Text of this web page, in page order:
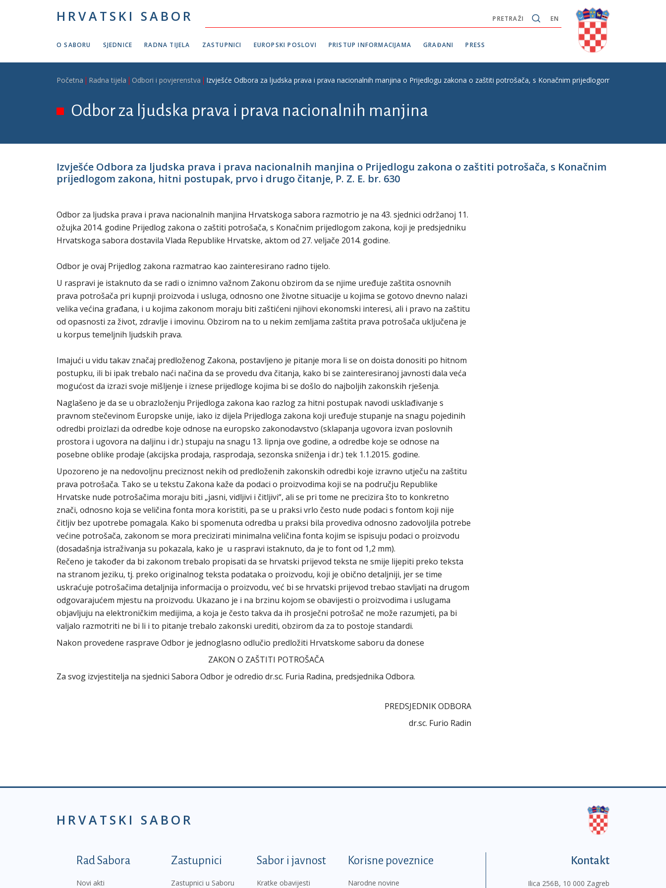
HRVATSKI SABOR EN
PRETRAŽI
O SABORU SJEDNICE RADNA TIJELA ZASTUPNICI EUROPSKI POSLOVI PRISTUP INFORMACIJAMA GRAĐANI PRESS
Breadcrumb
Početna Radna tijela Odbori i povjerenstva Izvješće Odbora za ljudska prava i prava nacionalnih manjina o Prijedlogu zakona o zaštiti potrošača, s Konačnim prijedlogom zakona, hitni
Odbor za ljudska prava i prava nacionalnih manjina
Izvješće Odbora za ljudska prava i prava nacionalnih manjina o Prijedlogu zakona o zaštiti potrošača, s Konačnim
prijedlogom zakona, hitni postupak, prvo i drugo čitanje, P. Z. E. br. 630
Odbor za ljudska prava i prava nacionalnih manjina Hrvatskoga sabora razmotrio je na 43. sjednici održanoj 11.
ožujka 2014. godine Prijedlog zakona o zaštiti potrošača, s Konačnim prijedlogom zakona, koji je predsjedniku
Hrvatskoga sabora dostavila Vlada Republike Hrvatske, aktom od 27. veljače 2014. godine.
Odbor je ovaj Prijedlog zakona razmatrao kao zainteresirano radno tijelo.
U raspravi je istaknuto da se radi o iznimno važnom Zakonu obzirom da se njime uređuje zaštita osnovnih
prava potrošača pri kupnji proizvoda i usluga, odnosno one životne situacije u kojima se gotovo dnevno nalazi
velika većina građana, i u kojima zakonom moraju biti zaštićeni njihovi ekonomski interesi, ali i pravo na zaštitu
od opasnosti za život, zdravlje i imovinu. Obzirom na to u nekim zemljama zaštita prava potrošača uključena je
u korpus temeljnih ljudskih prava.
Imajući u vidu takav značaj predloženog Zakona, postavljeno je pitanje mora li se on doista donositi po hitnom
postupku, ili bi ipak trebalo naći načina da se provedu dva čitanja, kako bi se zainteresiranoj javnosti dala veća
mogućost da izrazi svoje mišljenje i iznese prijedloge kojima bi se došlo do najboljih zakonskih rješenja.
Naglašeno je da se u obrazloženju Prijedloga zakona kao razlog za hitni postupak navodi usklađivanje s
pravnom stečevinom Europske unije, iako iz dijela Prijedloga zakona koji uređuje stupanje na snagu pojedinih
odredbi proizlazi da odredbe koje odnose na europsko zakonodavstvo (sklapanja ugovora izvan poslovnih
prostora i ugovora na daljinu i dr.) stupaju na snagu 13. lipnja ove godine, a odredbe koje se odnose na
posebne oblike prodaje (akcijska prodaja, rasprodaja, sezonska sniženja i dr.) tek 1.1.2015. godine.
Upozoreno je na nedovoljnu preciznost nekih od predloženih zakonskih odredbi koje izravno utječu na zaštitu
prava potrošača. Tako se u tekstu Zakona kaže da podaci o proizvodima koji se na području Republike
Hrvatske nude potrošačima moraju biti „jasni, vidljivi i čitljivi“, ali se pri tome ne precizira što to konkretno
znači, odnosno koja se veličina fonta mora koristiti, pa se u praksi vrlo često nude podaci s fontom koji nije
čitljiv bez upotrebe pomagala. Kako bi spomenuta odredba u praksi bila provediva odnosno zadovoljila potrebe
većine potrošača, zakonom se mora precizirati minimalna veličina fonta kojim se ispisuju podaci o proizvodu
(dosadašnja istraživanja su pokazala, kako je u raspravi istaknuto, da je to font od 1,2 mm).
Rečeno je također da bi zakonom trebalo propisati da se hrvatski prijevod teksta ne smije lijepiti preko teksta
na stranom jeziku, tj. preko originalnog teksta podataka o proizvodu, koji je obično detaljniji, jer se time
uskraćuje potrošačima detaljnija informacija o proizvodu, već bi se hrvatski prijevod trebao stavljati na drugom
odgovarajućem mjestu na proizvodu. Ukazano je i na brzinu kojom se obavijesti o proizvodima i uslugama
objavljuju na elektroničkim medijima, a koja je često takva da ih prosječni potrošač ne može razumjeti, pa bi
valjalo razmotriti ne bi li i to pitanje trebalo zakonski urediti, obzirom da za to postoje standardi.
Nakon provedene rasprave Odbor je jednoglasno odlučio predložiti Hrvatskome saboru da donese
ZAKON O ZAŠTITI POTROŠAČA
Za svog izvjestitelja na sjednici Sabora Odbor je odredio dr.sc. Furia Radina, predsjednika Odbora.
PREDSJEDNIK ODBORA
dr.sc. Furio Radin
HRVATSKI SABOR
Podnožje prvi izbornik
Rad Sabora
Novi akti
Zastupnici
Zastupnici u Saboru
Sabor i javnost
Kratke obavijesti
Korisne poveznice
Narodne novine
Kontakt
Ilica 256B, 10 000 Zagreb